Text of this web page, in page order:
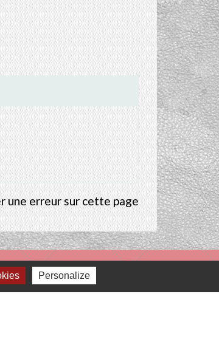
une erreur sur cette page
Personalize